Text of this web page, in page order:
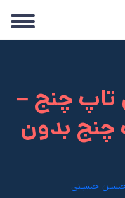
تاپ چنج –
چنج بدون
حسینی